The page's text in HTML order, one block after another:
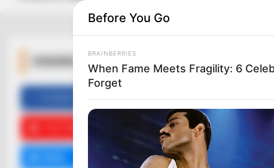
ΑΡΈΣΕΙ
ΕΓΓΡΑΦΕΊΤΕ
ΑΚΟΛΟΥΘΉΣΤΕ
Before You Go
BRAINBERRIES
When Fame Meets Fragility: 6
Forget